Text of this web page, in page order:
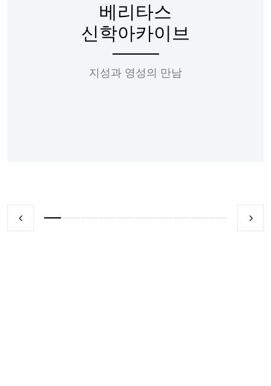
베리타스
신학아카이브
지성과 영성의 만남